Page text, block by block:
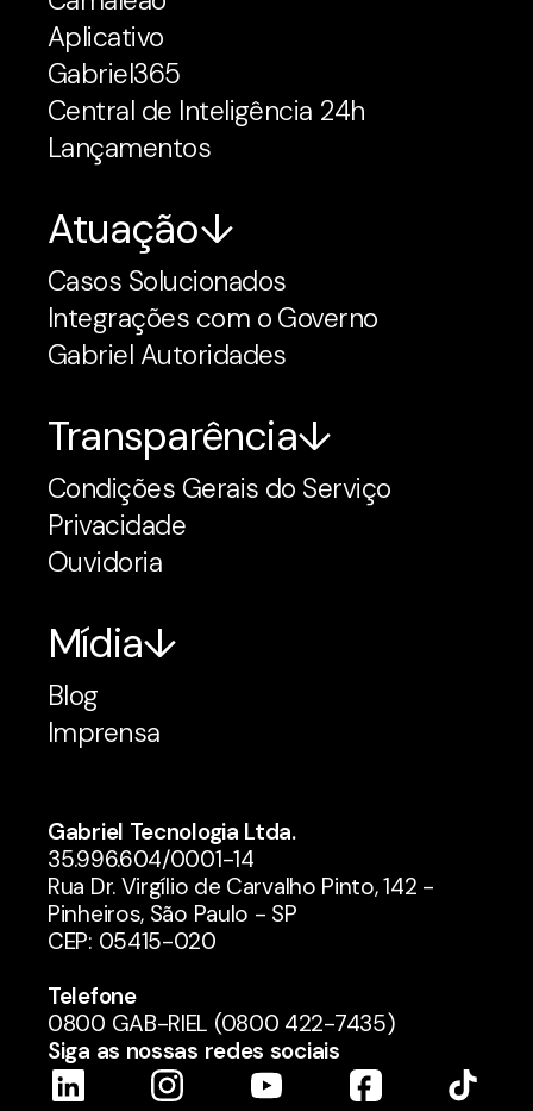
Aplicativo
Gabriel365
Central de Inteligência 24h
Lançamentos
Atuação
Casos Solucionados
Integrações com o Governo
Gabriel Autoridades
Transparência
Condições Gerais do Serviço
Privacidade
Ouvidoria
Mídia
Blog
Imprensa
Gabriel Tecnologia Ltda.
35.996.604/0001-14
Rua Dr. Virgílio de Carvalho Pinto, 142 -
Pinheiros, São Paulo - SP
CEP: 05415-020
Telefone
0800 GAB-RIEL (0800 422-7435)
Siga as nossas redes sociais